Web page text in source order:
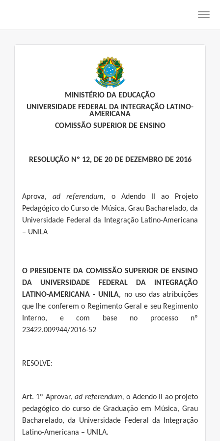
MINISTÉRIO DA EDUCAÇÃO
UNIVERSIDADE FEDERAL DA INTEGRAÇÃO LATINO-
AMERICANA
COMISSÃO SUPERIOR DE ENSINO
RESOLUÇÃO Nº 12, DE 20 DE DEZEMBRO DE 2016
Aprova, ad referendum, o Adendo II ao Projeto
Pedagógico do Curso de Música, Grau Bacharelado, da
Universidade Federal da Integração Latino-Americana
– UNILA
O PRESIDENTE DA COMISSÃO SUPERIOR DE ENSINO
DA UNIVERSIDADE FEDERAL DA INTEGRAÇÃO
LATINO-AMERICANA - UNILA, no uso das atribuições
que lhe conferem o Regimento Geral e seu Regimento
Interno, e com base no processo nº
23422.009944/2016-52
RESOLVE:
Art. 1º Aprovar,ad referendum, o Adendo II ao projeto
pedagógico do curso de Graduação em Música, Grau
Bacharelado, da Universidade Federal da Integração
Latino-Americana – UNILA.